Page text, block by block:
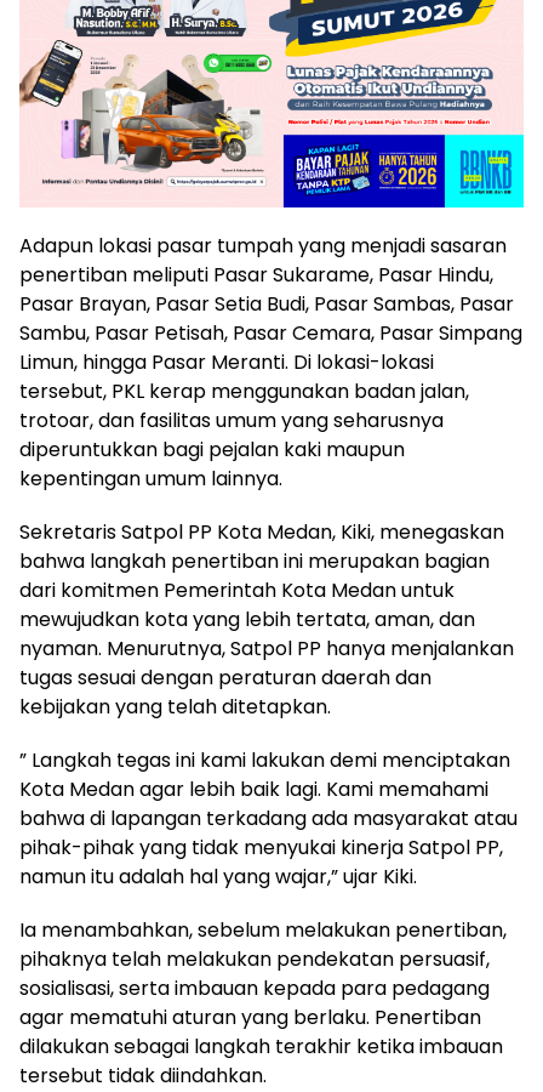
Adapun lokasi pasar tumpah yang menjadi sasaran
penertiban meliputi Pasar Sukarame, Pasar Hindu,
Pasar Brayan, Pasar Setia Budi, Pasar Sambas, Pasar
Sambu, Pasar Petisah, Pasar Cemara, Pasar Simpang
Limun, hingga Pasar Meranti. Di lokasi-lokasi
tersebut, PKL kerap menggunakan badan jalan,
trotoar, dan fasilitas umum yang seharusnya
diperuntukkan bagi pejalan kaki maupun
kepentingan umum lainnya.
Sekretaris Satpol PP Kota Medan, Kiki, menegaskan
bahwa langkah penertiban ini merupakan bagian
dari komitmen Pemerintah Kota Medan untuk
mewujudkan kota yang lebih tertata, aman, dan
nyaman. Menurutnya, Satpol PP hanya menjalankan
tugas sesuai dengan peraturan daerah dan
kebijakan yang telah ditetapkan.
” Langkah tegas ini kami lakukan demi menciptakan
Kota Medan agar lebih baik lagi. Kami memahami
bahwa di lapangan terkadang ada masyarakat atau
pihak-pihak yang tidak menyukai kinerja Satpol PP,
namun itu adalah hal yang wajar,” ujar Kiki.
Ia menambahkan, sebelum melakukan penertiban,
pihaknya telah melakukan pendekatan persuasif,
sosialisasi, serta imbauan kepada para pedagang
agar mematuhi aturan yang berlaku. Penertiban
dilakukan sebagai langkah terakhir ketika imbauan
tersebut tidak diindahkan.